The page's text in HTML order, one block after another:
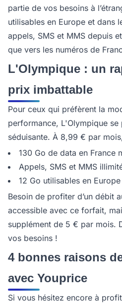
partie de vos besoins à
utilisables en Europe et dans
appels, SMS et MMS depuis
que vers les numéros de
L'Olympique : un
prix imbattable
Pour ceux qui préfèrent la
performance, L'Olympique se
séduisante. À 8,99 € par
130 Go de data en France
Appels, SMS et MMS
12 Go utilisables en
Besoin de profiter d’un débit
accessible avec ce forfait,
supplément de 5 € par mois.
vos besoins !
4 bonnes raisons
avec Youprice
Si vous hésitez encore à